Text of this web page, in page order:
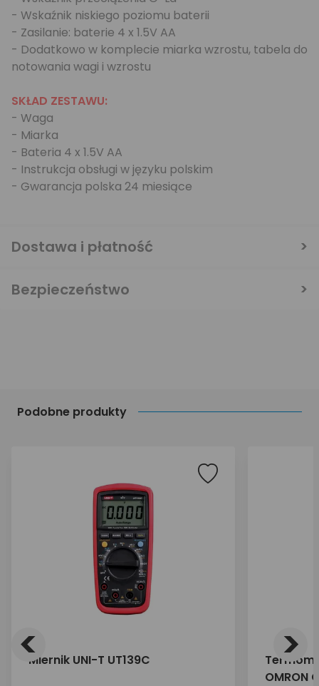
Podobne produkty
Miernik UNI-T UT139C
OMRON
< >
- Wskaźnik niskiego poziomu baterii
- Zasilanie: baterie 4 x 1.5V AA
- Dodatkowo w komplecie miarka wzrostu, tabela do
notowania wagi i wzrostu
SKŁAD ZESTAWU:
- Waga
- Miarka
- Bateria 4 x 1.5V AA
- Instrukcja obsługi w języku polskim
- Gwarancja polska 24 miesiące
Dostawa i płatność
Bezpieczeństwo